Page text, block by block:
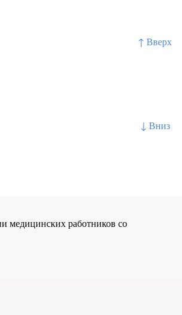
↑ Вверх
↓ Вниз
медицинских работников со